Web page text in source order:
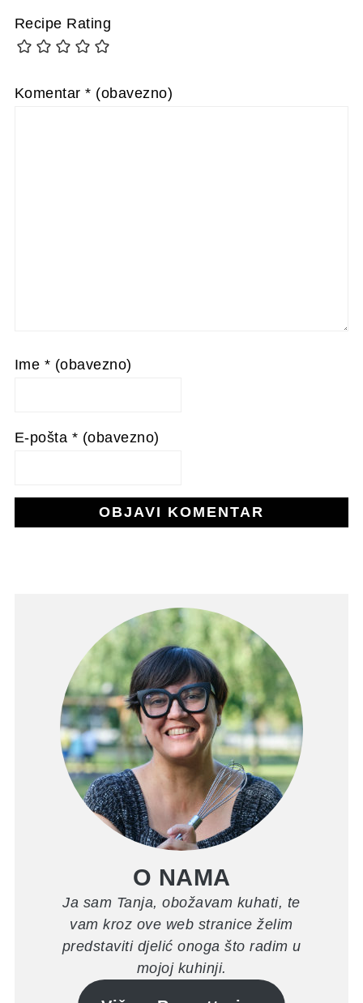
Recipe Rating
Komentar* (obavezno)
Ime * (obavezno)
E-pošta * (obavezno)
O NAMA
Ja sam Tanja, obožavam kuhati, te
vam kroz ove web stranice želim
predstaviti djelić onoga što radim u
mojoj kuhinji.